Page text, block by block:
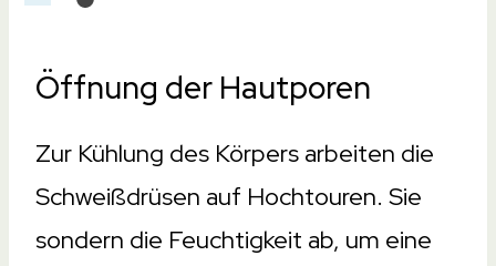
Öffnung der Hautporen
Zur Kühlung des Körpers arbeiten die
Schweißdrüsen auf Hochtouren. Sie
sondern die Feuchtigkeit ab, um eine